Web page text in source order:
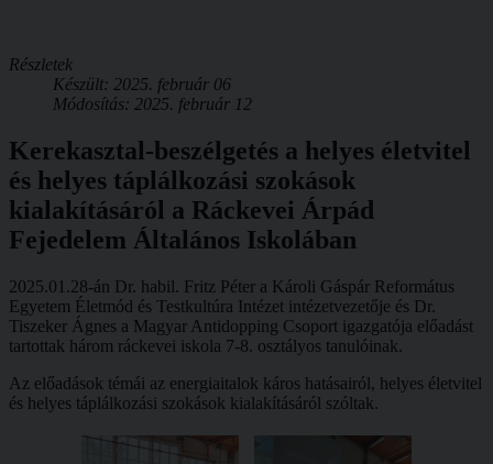
Részletek
Készült: 2025. február 06
Módosítás: 2025. február 12
Kerekasztal-beszélgetés a helyes életvitel
és helyes táplálkozási szokások
kialakításáról a Ráckevei Árpád
Fejedelem Általános Iskolában
2025.01.28-án Dr. habil. Fritz Péter a Károli Gáspár Református
Egyetem Életmód és Testkultúra Intézet intézetvezetője és Dr.
Tiszeker Ágnes a Magyar Antidopping Csoport igazgatója előadást
tartottak három ráckevei iskola 7-8. osztályos tanulóinak.
Az előadások témái az energiaitalok káros hatásairól, helyes életvitel
és helyes táplálkozási szokások kialakításáról szóltak.